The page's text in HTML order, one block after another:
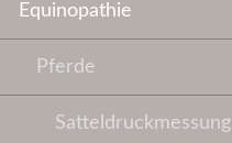
Equinopathie
Pferde
Satteldruckmessung